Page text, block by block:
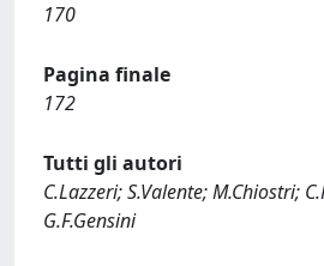
170
Pagina finale
172
Tutti gli autori
C.Lazzeri; S.Valente; M.Chiostri;
G.F.Gensini